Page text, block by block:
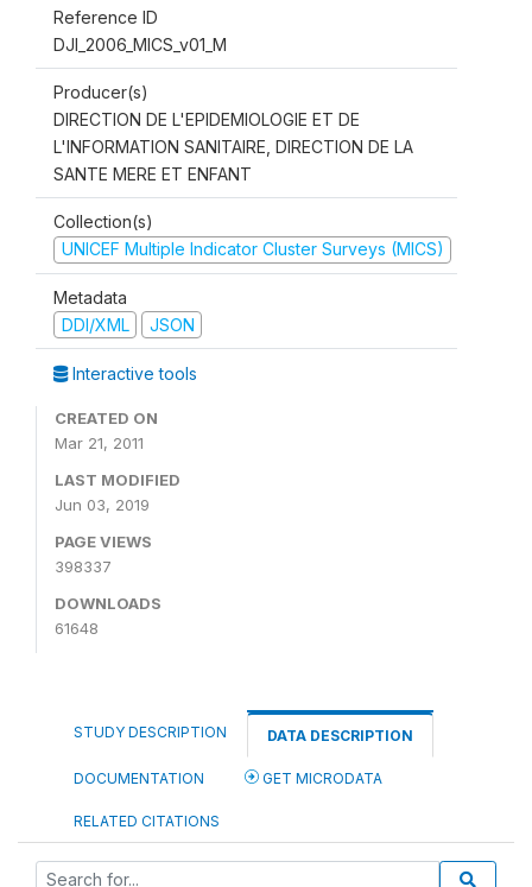
Reference ID
DJI_2006_MICS_v01_M
Producer(s)
DIRECTION DE L'EPIDEMIOLOGIE ET DE
L'INFORMATION SANITAIRE, DIRECTION DE LA
SANTE MERE ET ENFANT
Collection(s)
UNICEF Multiple Indicator Cluster Surveys (MICS)
Metadata
DDI/XML
JSON
Interactive tools
CREATED ON
Mar 21, 2011
LAST MODIFIED
Jun 03, 2019
PAGE VIEWS
398337
DOWNLOADS
61648
STUDY DESCRIPTION DATA DESCRIPTION
DOCUMENTATION GET MICRODATA
RELATED CITATIONS